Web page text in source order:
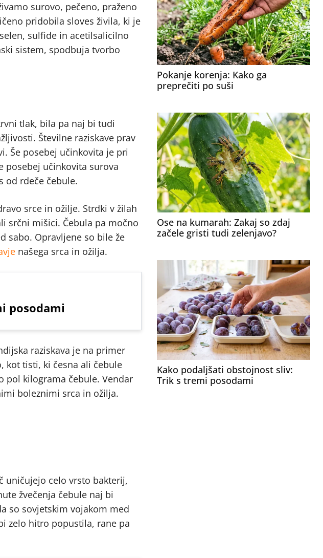
surovo, pečeno, praženo
pridobila sloves živila, ki je
sulfide in acetilsalicilno
sistem, spodbuja tvorbo
tlak, bila pa naj bi tudi
Številne raziskave prav
Še posebej učinkovita je pri
posebej učinkovita surova
od rdeče čebule.
srce in ožilje. Strdki v žilah
srčni mišici. Čebula pa močno
sabo. Opravljene so bile že
našega srca in ožilja.
posodami
raziskava je na primer
kot tisti, ki česna ali čebule
pol kilograma čebule. Vendar
boleznimi srca in ožilja.
uničujejo celo vrsto bakterij,
žvečenja čebule naj bi
so sovjetskim vojakom med
zelo hitro popustila, rane pa
Pokanje korenja: Kako ga
preprečiti po suši
Ose na kumarah: Zakaj so zdaj
začele gristi tudi zelenjavo?
Kako podaljšati obstojnost sliv:
Trik s tremi posodami